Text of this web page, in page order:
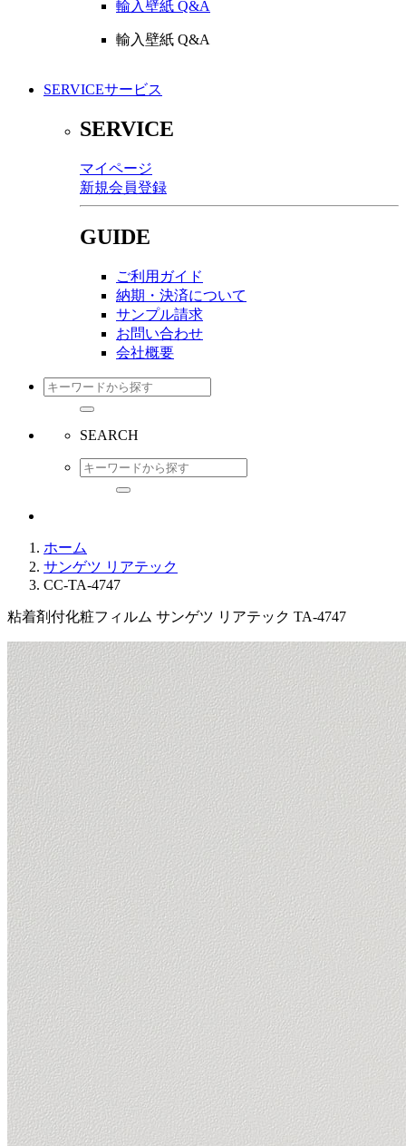
輸入壁紙 Q&A
輸入壁紙 Q&A
SERVICEサービス
SERVICE
マイページ
新規会員登録
GUIDE
ご利用ガイド
納期・決済について
サンプル請求
お問い合わせ
会社概要
SEARCH
ホーム
サンゲツ リアテック
CC-TA-4747
粘着剤付化粧フィルム サンゲツ リアテック TA-4747